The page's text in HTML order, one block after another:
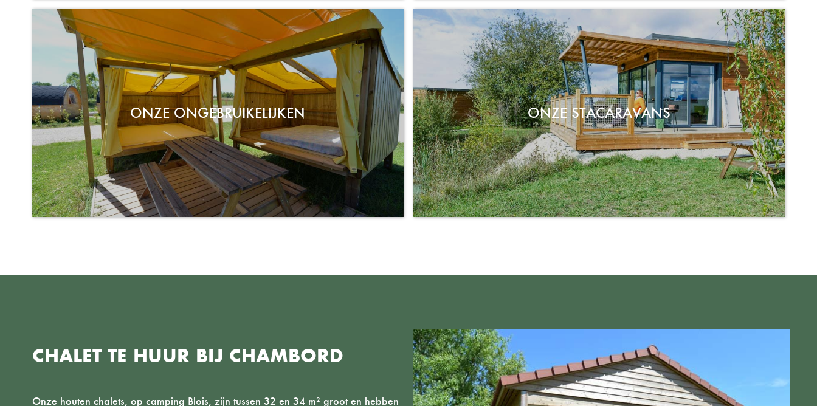
ONZE ONGEBRUIKELIJKEN ONZE STACARAVANS
CHALET TE HUUR BIJ CHAMBORD
Onze houten chalets, op camping Blois, zijn tussen 32 en 34 m² groot en hebben